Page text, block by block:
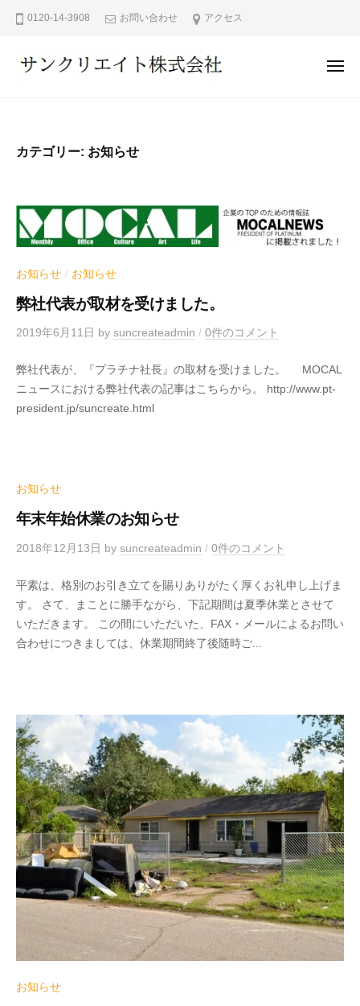
0120-14-3908 お問い合わせ アクセス
リ
イ
ト
株
式
会
メ
カテゴリー: お知らせ
お知らせ / お知らせ
弊社代表が取材を受けました。
2019年6月11日 by suncreateadmin / 0件のコメント
弊社代表が、『プラチナ社長』の取材を受けました。 MOCAL
ニュースにおける弊社代表の記事はこちらから。 http://www.pt-
president.jp/suncreate.html
お知らせ
年末年始休業のお知らせ
2018年12月13日 by suncreateadmin / 0件のコメント
平素は、格別のお引き立てを賜りありがたく厚くお礼申し上げま
す。 さて、まことに勝手ながら、下記期間は夏季休業とさせて
いただきます。 この間にいただいた、FAX・メールによるお問い
合わせにつきましては、休業期間終了後随時ご...
お知らせ
ン
リ
エ
式